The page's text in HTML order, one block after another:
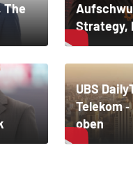
The
Strategy,
UBS
Telekom
oben